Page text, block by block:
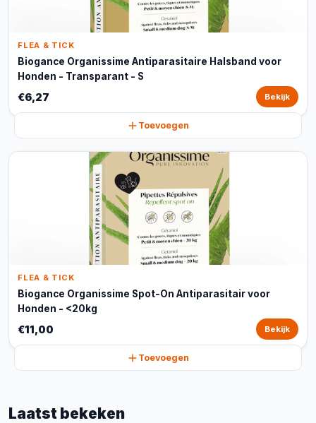
FLEA & TICK
Biogance Organissime Antiparasitaire Halsband voor
Honden - Transparant - S
€6,27 Bekijk
Toevoegen
FLEA & TICK
Biogance Organissime Spot-On Antiparasitair voor
Honden - <20kg
€11,00 Bekijk
Toevoegen
Laatst bekeken